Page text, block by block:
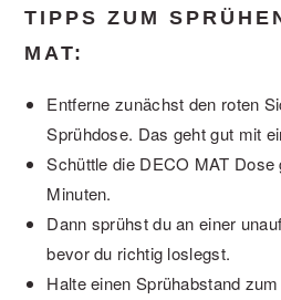
TIPPS ZUM
MAT:
Entferne zunächst den roten
Sprühdose. Das geht gut mit
Schüttle die DECO MAT
Minuten.
Dann sprühst du an einer
bevor du richtig loslegst.
Halte einen Sprühabstand